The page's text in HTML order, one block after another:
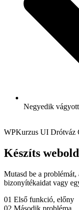
Negyedik
WPKurzus UI Drótváz
Készíts
Mutasd be a
bizonyítékaidat vagy
01 Első funkció, előny
02 Második probléma